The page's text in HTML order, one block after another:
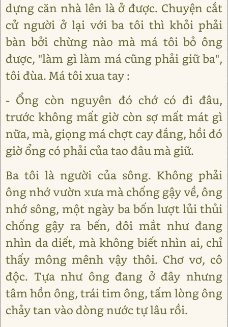
dựng căn nhà lên là ở được. Chuyện cắt
cử người ở lại với ba tôi thì khỏi phải
bàn bởi chừng nào mà má tôi bỏ ông
được, "làm gì làm má cũng phải giữ ba",
tôi đùa. Má tôi xua tay :
- Ổng còn nguyên đó chớ có đi đâu,
trước không mất giờ còn sợ mất mát gì
nữa, mà, giọng má chợt cay đắng, hồi đó
giờ ổng có phải của tao đâu mà giữ.
Ba tôi là người của sông. Không phải
ông nhớ vườn xưa mà chống gậy về, ông
nhớ sông, một ngày ba bốn lượt lủi thủi
chống gậy ra bến, đôi mắt như đang
nhìn da diết, mà không biết nhìn ai, chỉ
thấy mông mênh vậy thôi. Chơ vơ, cô
độc. Tựa như ông đang ở đây nhưng
tâm hồn ông, trái tim ông, tấm lòng ông
chảy tan vào dòng nước tự lâu rồi.